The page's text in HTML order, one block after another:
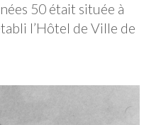
50 était située à
l’Hôtel de Ville de